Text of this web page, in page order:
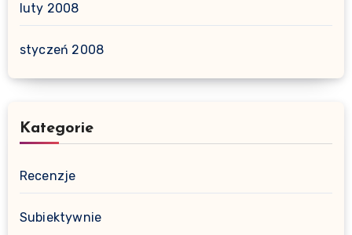
luty 2008
styczeń 2008
Kategorie
Recenzje
Subiektywnie